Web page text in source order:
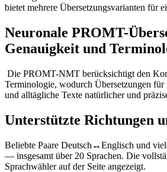
bietet mehrere Übersetzungsvarianten für
Neuronale PROMT-
Genauigkeit und
Die PROMT-NMT berücksichtigt den
Terminologie, wodurch Übersetzungen für
und alltägliche Texte natürlicher und
Unterstützte Richtungen
Beliebte Paare Deutsch↔Englisch und
— insgesamt über 20 Sprachen. Die
Sprachwähler auf der Seite angezeigt.